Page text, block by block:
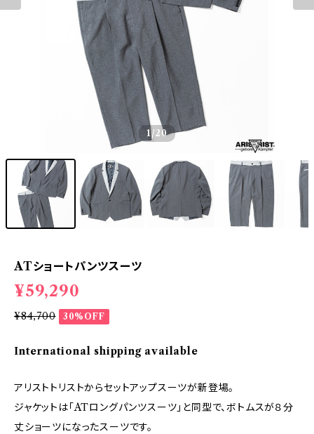
1/20
ATショートパンツスーツ
¥59,290
¥84,700 30%OFF
International shipping available
アリストトリストからセットアップスーツが新登場。
ジャケットは「ATロングパンツスーツ」と同型で、ボトムスが８分
丈ショーツになったスーツです。